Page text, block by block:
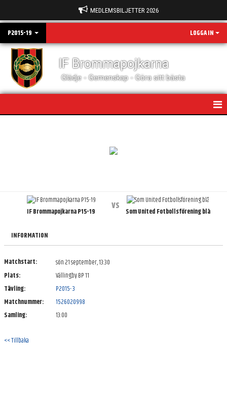
MEDLEMSBILJETTER 2026
P2015-19 LOGGA IN
IF Brommapojkarna
Glädje - Gemenskap - Göra sitt bästa
BILDGALLERI
KONTAKT
IF Brommapojkarna P15-19 vs Som United Fotbollsförening blå
INFORMATION
Matchstart:
sön 21 september, 13:30
Plats:
Vällingby BP 11
Tävling:
P2015- 3
Matchnummer:
1526020998
Samling:
13:00
<< Tillbaka